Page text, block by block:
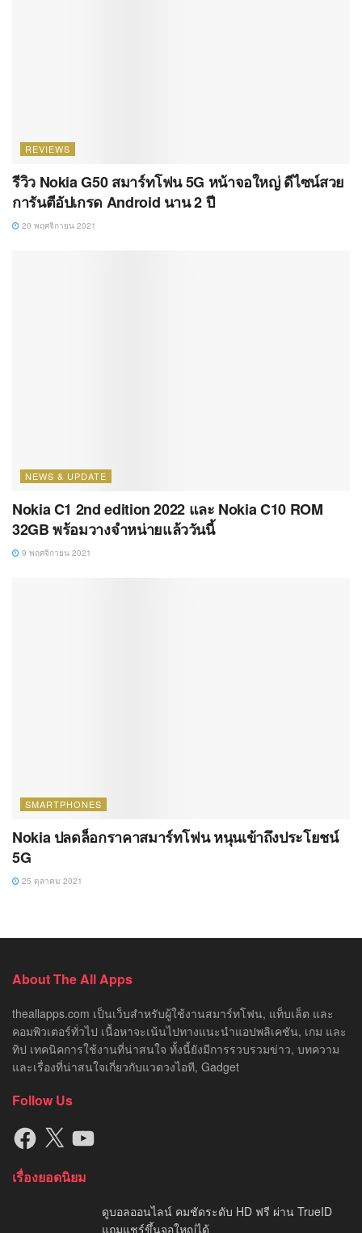
REVIEWS
รีวิว Nokia G50 สมาร์ทโฟน 5G หน้าจอใหญ่ ดีไซน์สวย
การันตีอัปเกรด Android นาน 2 ปี
20 พฤศจิกายน 2021
NEWS & UPDATE
Nokia C1 2nd edition 2022 และ Nokia C10 ROM
32GB พร้อมวางจำหน่ายแล้ววันนี้
9 พฤศจิกายน 2021
SMARTPHONES
Nokia ปลดล็อกราคาสมาร์ทโฟน หนุนเข้าถึงประโยชน์
5G
25 ตุลาคม 2021
About The All Apps
theallapps.com เป็นเว็บสำหรับผู้ใช้งานสมาร์ทโฟน, แท็บเล็ต และ
คอมพิวเตอร์ทั่วไป เนื้อหาจะเน้นไปทางแนะนำแอปพลิเคชัน, เกม และ
ทิป เทคนิคการใช้งานที่น่าสนใจ ทั้งนี้ยังมีการรวบรวมข่าว, บทความ
และเรื่องที่น่าสนใจเกี่ยวกับแวดวงไอที, Gadget
Follow Us
Facebook
X YouTube
เรื่องยอดนิยม
ดูบอลออนไลน์ คมชัดระดับ HD ฟรี ผ่าน TrueID
แถมแชร์ขึ้นจอใหญ่ได้